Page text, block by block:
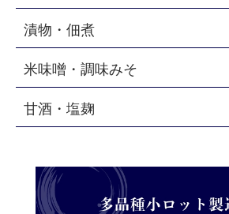
漬物・佃煮
米味噌・調味みそ
甘酒・塩麹